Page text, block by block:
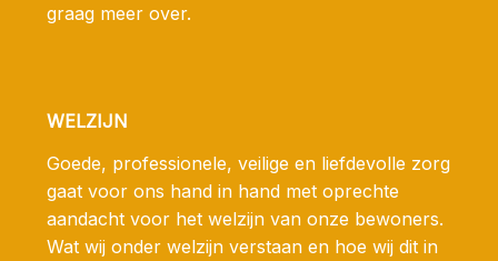
graag meer over.
WELZIJN
Goede, professionele, veilige en liefdevolle zorg
gaat voor ons hand in hand met oprechte
aandacht voor het welzijn van onze bewoners.
Wat wij onder welzijn verstaan en hoe wij dit in